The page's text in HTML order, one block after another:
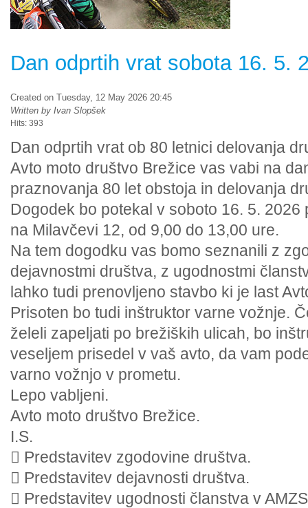
Dan odprtih vrat sobota 16. 5.
Created on Tuesday, 12 May 2026 20:45
Written by Ivan Slopšek
Hits: 393
Dan odprtih vrat ob 80 letnici delovanja
Avto moto društvo Brežice vas vabi na
praznovanja 80 let obstoja in delovanja
Dogodek bo potekal v soboto 16. 5.
na Milavčevi 12, od 9,00 do 13,00 ure.
Na tem dogodku vas bomo seznanili z
dejavnostmi društva, z ugodnostmi
lahko tudi prenovljeno stavbo ki je last
Prisoten bo tudi inštruktor varne vožnje.
želeli zapeljati po brežiških ulicah, bo
veseljem prisedel v vaš avto, da vam
varno vožnjo v prometu.
Lepo vabljeni.
Avto moto društvo Brežice.
I.S.
 Predstavitev zgodovine društva.
 Predstavitev dejavnosti društva.
 Predstavitev ugodnosti članstva v